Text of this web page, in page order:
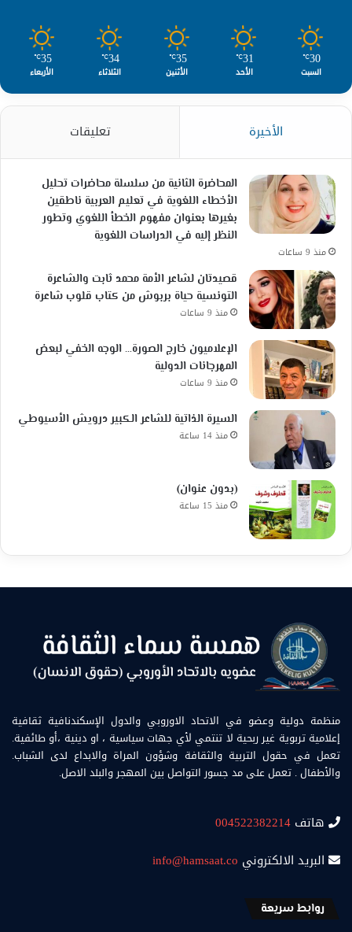
30
℃
السبت
31
℃
الأحد
35
℃
الأثنين
34
℃
الثلاثاء
35
℃
الأربعاء
الأخيرة تعليقات
المحاضرة الثانية من سلسلة محاضرات تحليل
الأخطاء اللغوية في تعليم العربية ناطقين
بغيرها بعنوان مفهوم الخطأ اللغوي وتطور
النظر إليه في الدراسات اللغوية
منذ 9 ساعات
قصيدتان لشاعر الأمة محمد ثابت والشاعرة
التونسية حياة بربوش من كتاب قلوب شاعرة
منذ 9 ساعات
الإعلاميون خارج الصورة… الوجه الخفي لبعض
المهرجانات الدولية
منذ 9 ساعات
السيرة الذاتية للشاعر الكبير درويش الأسيوطي
منذ 14 ساعة
(بدون عنوان)
منذ 15 ساعة
منظمة دولية وعضو في الاتحاد الاوروبي والدول الإسكندنافية ثقافية
إعلامية تربوية غير ربحية لا تنتمي لأي جهات سياسية ، او دينية ،أو طائفية.
تعمل في حقول التربية والثقافة وشؤون المراة والابداع لدى الشباب.
والأطفال . تعمل على مد جسور التواصل بين المهجر والبلد الاصل.
هاتف 004522382214
البريد الالكتروني info@hamsaat.co
روابط سريعة